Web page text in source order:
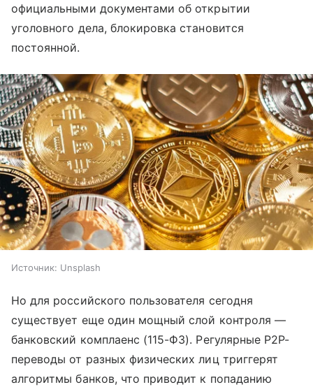
официальными документами об открытии
уголовного дела, блокировка становится
постоянной.
Источник: Unsplash
Но для российского пользователя сегодня
существует еще один мощный слой контроля —
банковский комплаенс (115-ФЗ). Регулярные P2P-
переводы от разных физических лиц триггерят
алгоритмы банков, что приводит к попаданию